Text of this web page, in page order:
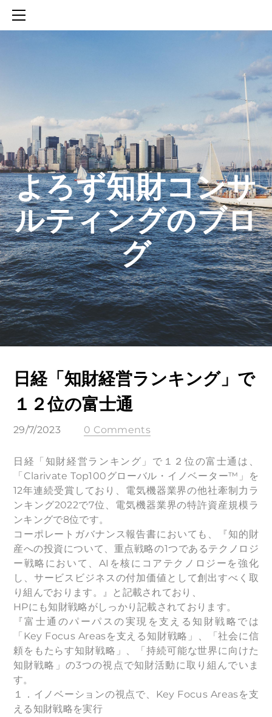
​よろず知財コンサ
ルティングのブロ
グ
日経「知財経営ランキング」で
１２位の富士通
29/7/2023 0 Comments
日経「知財経営ランキング」で１２位の富士通は、
「Clarivate Top100グローバル・イノベーター™」を
12年連続受賞しており、電気機器業界の他社牽制力ラ
ンキング2022で7位、電気機器業界の特許資産規模ラ
ンキングで8位です。
コーポレートガバナンス報告書においても、『知的財
産への投資について、重点戦略の1つであるテクノロジ
ー戦略において、AIを核にコアテクノロジーを強化
し、サービスビジネスの付加価値として創出すべく取
り組んでおります。』と記載されており、
HPにも知財戦略がしっかり記載されております。
『富士通のパーパスの実現を支える知財戦略では
「Key Focus Areasを支える知財戦略」、「社会に信
頼をもたらす知財戦略」、「持続可能な世界に向けた
知財戦略」の3つの視点で知財活動に取り組んでいま
す。
１．イノベーションの視点で、Key Focus Areasを支
える知財戦略を実行
SERVICES
知財活動のROICへの貢献
生成AIを活用した知財戦略の策定方法
生成AIとの「壁打ち」で、新たな発明を創出する方法